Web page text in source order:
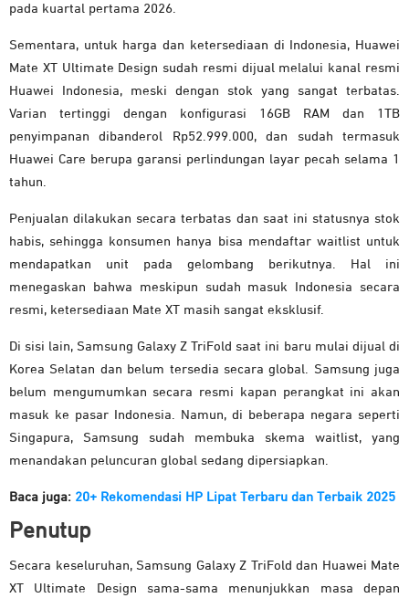
pada kuartal pertama 2026.
Sementara, untuk harga dan ketersediaan di Indonesia, Huawei
Mate XT Ultimate Design sudah resmi dijual melalui kanal resmi
Huawei Indonesia, meski dengan stok yang sangat terbatas.
Varian tertinggi dengan konfigurasi 16GB RAM dan 1TB
penyimpanan dibanderol Rp52.999.000, dan sudah termasuk
Huawei Care berupa garansi perlindungan layar pecah selama 1
tahun.
Penjualan dilakukan secara terbatas dan saat ini statusnya stok
habis, sehingga konsumen hanya bisa mendaftar waitlist untuk
mendapatkan unit pada gelombang berikutnya. Hal ini
menegaskan bahwa meskipun sudah masuk Indonesia secara
resmi, ketersediaan Mate XT masih sangat eksklusif.
Di sisi lain, Samsung Galaxy Z TriFold saat ini baru mulai dijual di
Korea Selatan dan belum tersedia secara global. Samsung juga
belum mengumumkan secara resmi kapan perangkat ini akan
masuk ke pasar Indonesia. Namun, di beberapa negara seperti
Singapura, Samsung sudah membuka skema waitlist, yang
menandakan peluncuran global sedang dipersiapkan.
Baca juga: 20+ Rekomendasi HP Lipat Terbaru dan Terbaik 2025
Penutup
Secara keseluruhan, Samsung Galaxy Z TriFold dan Huawei Mate
XT Ultimate Design sama-sama menunjukkan masa depan